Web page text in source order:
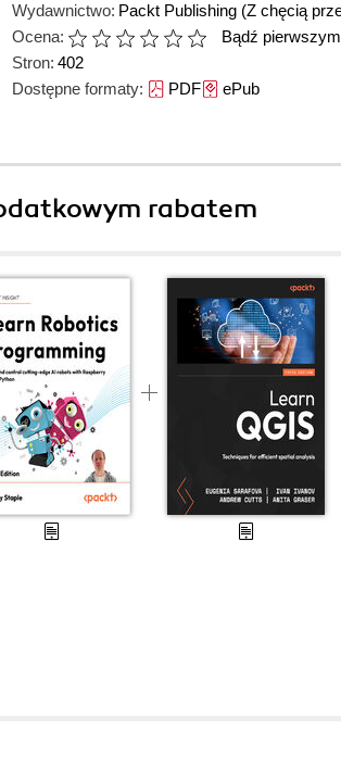
Wydawnictwo: Packt Publishing (Z chęcią
Ocena:
Bądź
Stron: 402
Dostępne formaty: PDFePub
rabatem